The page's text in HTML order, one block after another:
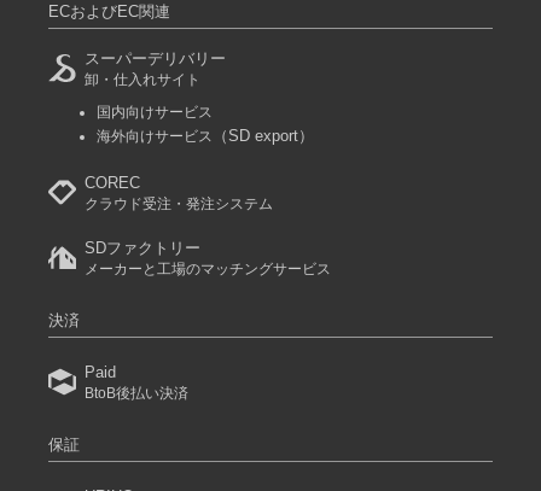
ECおよびEC関連
スーパーデリバリー
卸・仕入れサイト
国内向けサービス
海外向けサービス
（SD export）
COREC
クラウド受注・発注システム
SDファクトリー
メーカーと工場のマッチングサービス
決済
Paid
BtoB後払い決済
保証